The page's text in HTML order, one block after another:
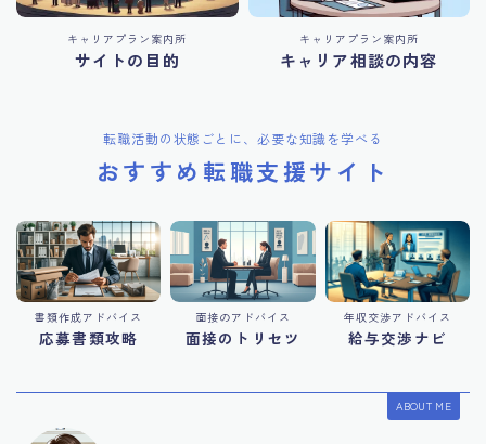
キャリアプラン案内所
サイトの目的
キャリアプラン案内所
キャリア相談の内容
転職活動の状態ごとに、必要な知識を学べる
おすすめ転職支援サイト
書類作成アドバイス
応募書類攻略
面接のアドバイス
面接のトリセツ
年収交渉アドバイス
給与交渉ナビ
ABOUT ME